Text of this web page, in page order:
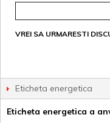
VREI SA URMARESTI
Eticheta energetica
Eticheta energetica a